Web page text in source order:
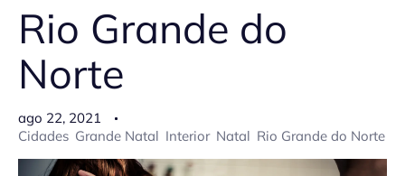
Rio Grande do
Norte
ago 22, 2021
Cidades Grande Natal Interior Natal Rio Grande do Norte